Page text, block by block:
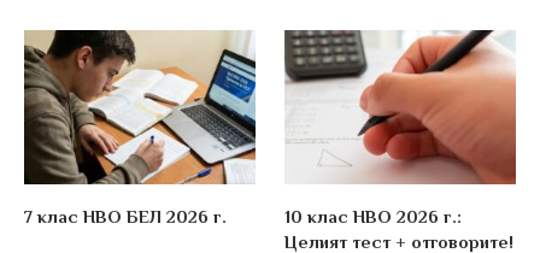
7 клас НВО БЕЛ 2026 г.
10 клас НВО 2026 г.:
Целият тест + отговорите!